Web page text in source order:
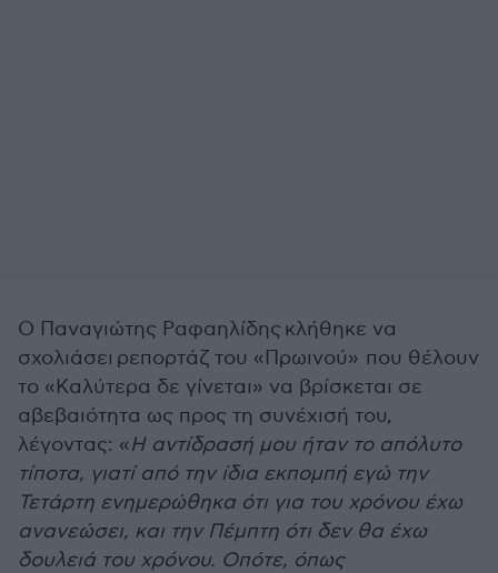
Ο Παναγιώτης Ραφαηλίδης κλήθηκε να
σχολιάσει ρεπορτάζ του «Πρωινού» που θέλουν
το «Καλύτερα δε γίνεται» να βρίσκεται σε
αβεβαιότητα ως προς τη συνέχισή του,
λέγοντας: «Η αντίδρασή μου ήταν το απόλυτο
τίποτα, γιατί από την ίδια εκπομπή εγώ την
Τετάρτη ενημερώθηκα ότι για του χρόνου έχω
ανανεώσει, και την Πέμπτη ότι δεν θα έχω
δουλειά του χρόνου. Οπότε, όπως